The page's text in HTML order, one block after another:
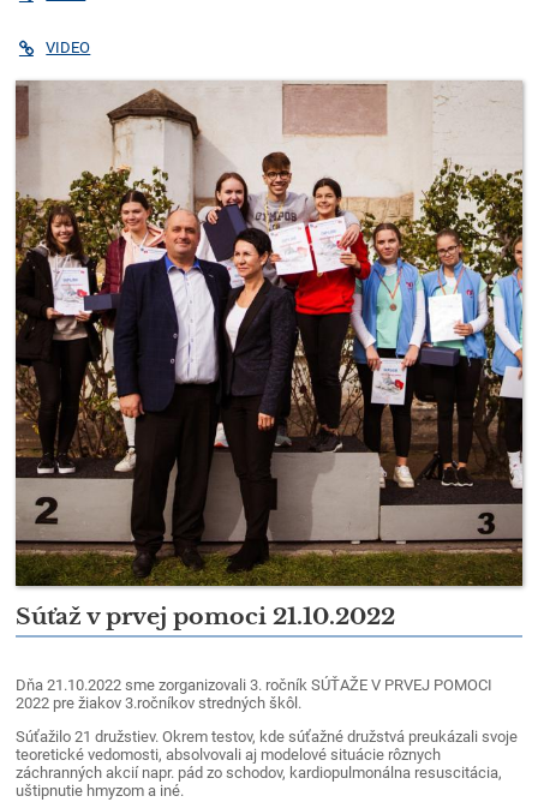
VIDEO
Súťaž v prvej pomoci 21.10.2022
Dňa 21.10.2022 sme zorganizovali 3. ročník SÚŤAŽE V PRVEJ POMOCI
2022 pre žiakov 3.ročníkov stredných škôl.
Súťažilo 21 družstiev. Okrem testov, kde súťažné družstvá preukázali svoje
teoretické vedomosti, absolvovali aj modelové situácie rôznych
záchranných akcií napr. pád zo schodov, kardiopulmonálna resuscitácia,
uštipnutie hmyzom a iné.